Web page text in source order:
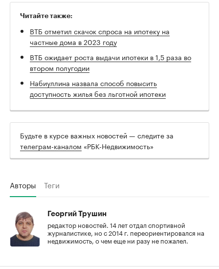
Читайте также:
ВТБ отметил скачок спроса на ипотеку на
частные дома в 2023 году
ВТБ ожидает роста выдачи ипотеки в 1,5 раза во
втором полугодии
Набиуллина назвала способ повысить
доступность жилья без льготной ипотеки
Будьте в курсе важных новостей — следите за
телеграм-каналом «РБК-Недвижимость»
Авторы Теги
Георгий Трушин
редактор новостей. 14 лет отдал спортивной
журналистике, но с 2014 г. переориентировался на
недвижимость, о чем еще ни разу не пожалел.